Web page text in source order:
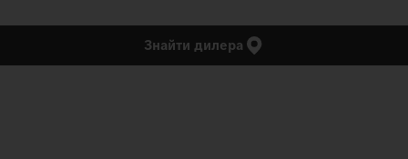
Знайти дилера